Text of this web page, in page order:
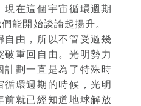
在這個宇宙循環週期
能開始談論起揚升。
自由，所以不管受過幾
破重回自由。光明勢力
計劃一直是為了特殊時
環週期的時候，光明
前就已經知道地球解放